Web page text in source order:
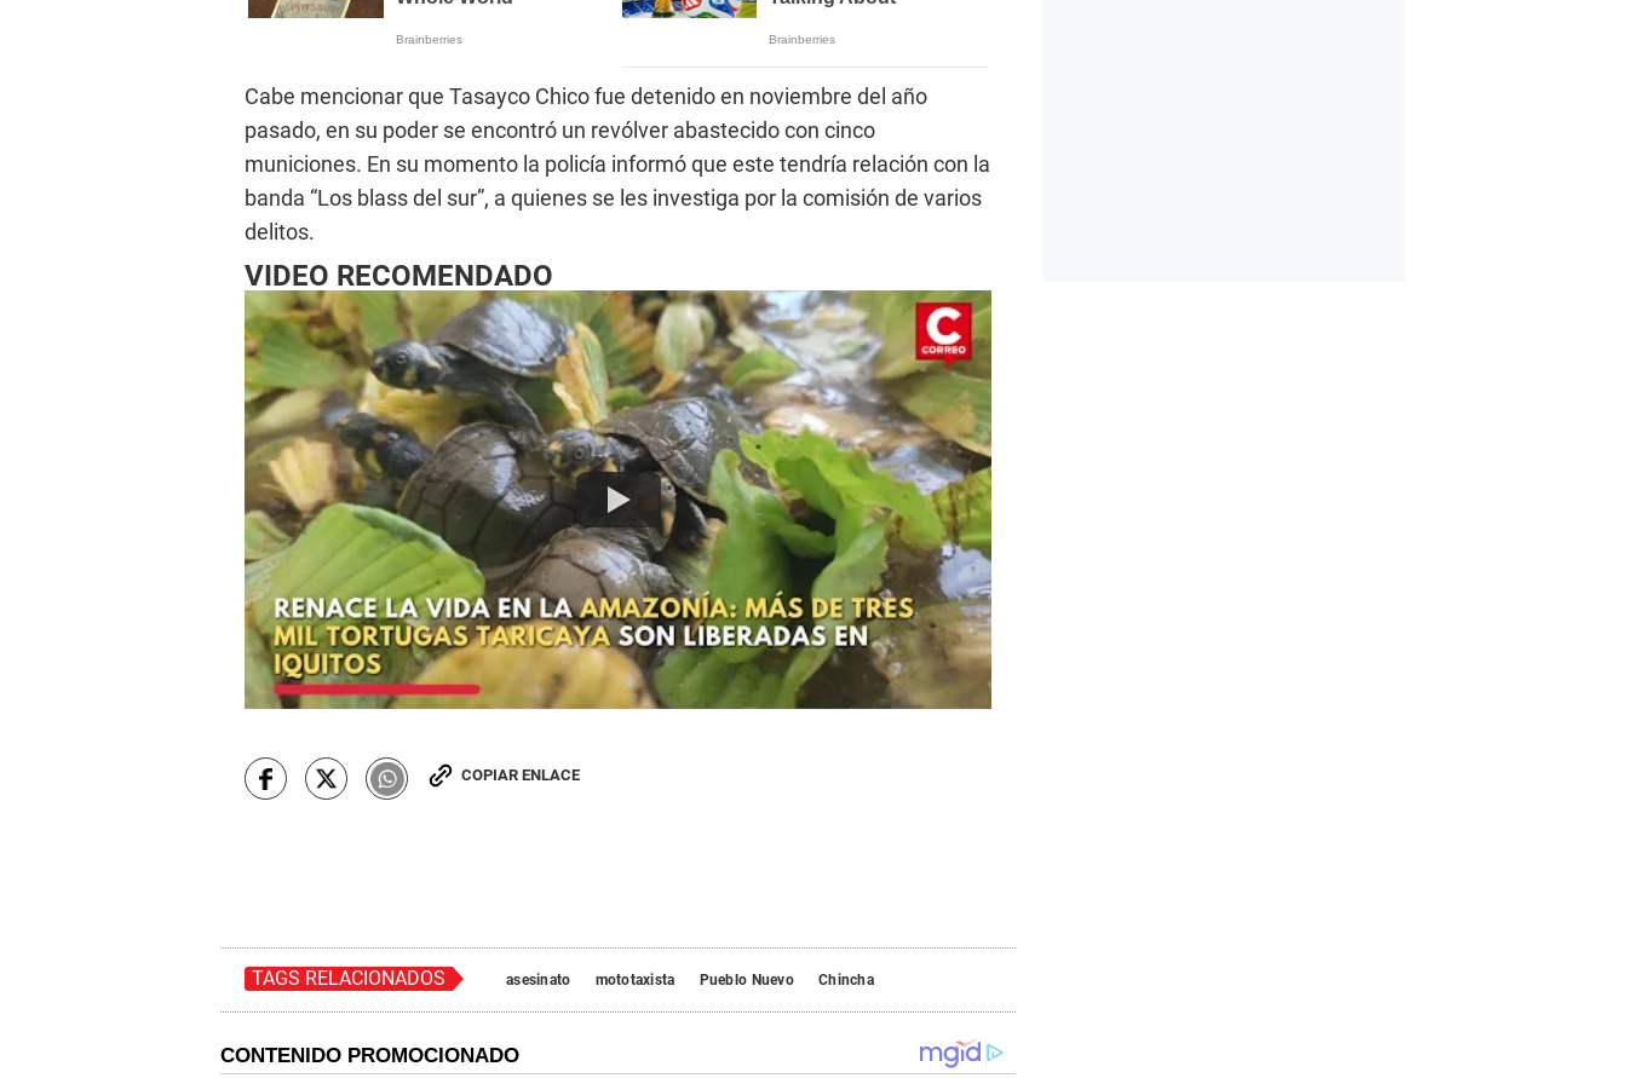
Cabe mencionar que Tasayco Chico fue detenido en noviembre del año
pasado, en su poder se encontró un revólver abastecido con cinco
municiones. En su momento la policía informó que este tendría relación con la
banda “Los blass del sur”, a quienes se les investiga por la comisión de varios
delitos.
VIDEO RECOMENDADO
COPIAR ENLACE
TAGS RELACIONADOS asesinato mototaxista Pueblo Nuevo Chincha